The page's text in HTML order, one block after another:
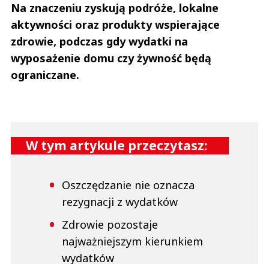
Na znaczeniu zyskują podróże, lokalne
aktywności oraz produkty wspierające
zdrowie, podczas gdy wydatki na
wyposażenie domu czy żywność będą
ograniczane.
W tym artykule przeczytasz:
Oszczędzanie nie oznacza
rezygnacji z wydatków
Zdrowie pozostaje
najważniejszym kierunkiem
wydatków